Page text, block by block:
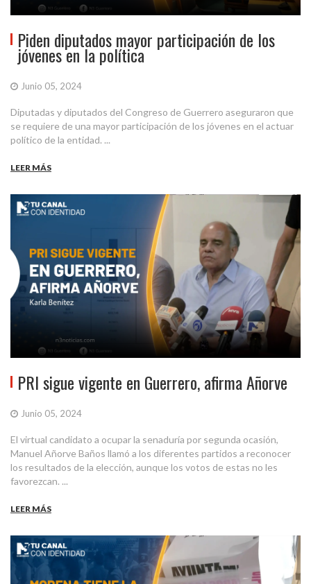
Piden diputados mayor participación de los
jóvenes en la política
Junio 05, 2024
Diputadas y diputados del Congreso de Guerrero aseguraron que
se requiere de una mayor participación de los jóvenes en el actuar
político de la entidad. ...
LEER MÁS
PRI sigue vigente en Guerrero, afirma Añorve
Junio 05, 2024
El virtual candidato a ocupar la senaduría por segunda ocasión,
Manuel Añorve Baños llamó a los diferentes partidos a reconocer
los resultados de la elección, aunque los votos de estas no les
favorezcan. ...
LEER MÁS